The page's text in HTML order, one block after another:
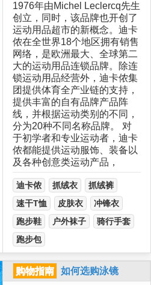
1976年由Michel Leclercq先生
创立，同时，该品牌也开创了
运动用品超市的新概念。迪卡
侬在全世界18个地区拥有销售
网络，是欧洲最大、全球第二
大的运动用品连锁品牌。除连
锁运动用品经营外，迪卡侬集
团提供体育全产业链的支持，
提供丰富的自有品牌产品阵
线，并根据运动类别的不同，
分为20种不同名称品牌。 对
于初学者和专业运动者，迪卡
侬都能提供运动服饰、装备以
及各种创意类运动产品，
迪卡侬 抓绒衣
抓绒裤
速干T恤
皮肤衣
冲锋衣
跑步鞋
户外袜子
骑行手套
跑步包
购物指南
如何选购泳镜